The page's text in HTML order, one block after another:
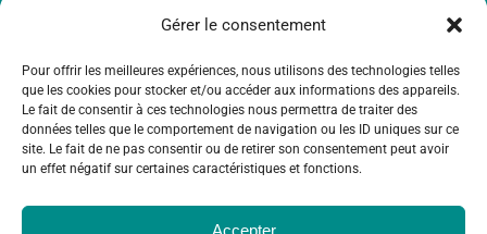
Gérer le consentement
Pour offrir les meilleures expériences, nous utilisons des technologies telles
que les cookies pour stocker et/ou accéder aux informations des appareils.
Le fait de consentir à ces technologies nous permettra de traiter des
données telles que le comportement de navigation ou les ID uniques sur ce
site. Le fait de ne pas consentir ou de retirer son consentement peut avoir
un effet négatif sur certaines caractéristiques et fonctions.
Accepter